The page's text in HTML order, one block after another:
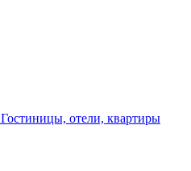
Гостиницы, отели, квартиры